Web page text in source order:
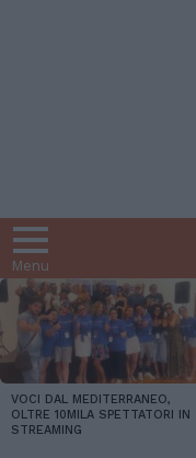
Menu
LATEST
STORIES
VOCI DAL MEDITERRANEO,
OLTRE 10MILA SPETTATORI IN
STREAMING